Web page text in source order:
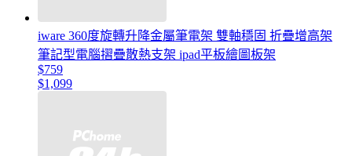
iware 360度旋轉升降金屬筆電架 雙軸穩固 折疊增高架
筆記型電腦摺疊散熱支架 ipad平板繪圖板架
$759
$1,099